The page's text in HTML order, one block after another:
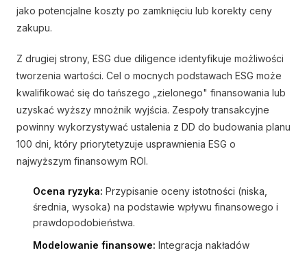
jako potencjalne koszty po zamknięciu lub korekty ceny
zakupu.
Z drugiej strony, ESG due diligence identyfikuje możliwości
tworzenia wartości. Cel o mocnych podstawach ESG może
kwalifikować się do tańszego „zielonego" finansowania lub
uzyskać wyższy mnożnik wyjścia. Zespoły transakcyjne
powinny wykorzystywać ustalenia z DD do budowania planu
100 dni, który priorytetyzuje usprawnienia ESG o
najwyższym finansowym ROI.
Ocena ryzyka: Przypisanie oceny istotności (niska,
średnia, wysoka) na podstawie wpływu finansowego i
prawdopodobieństwa.
Modelowanie finansowe: Integracja nakładów